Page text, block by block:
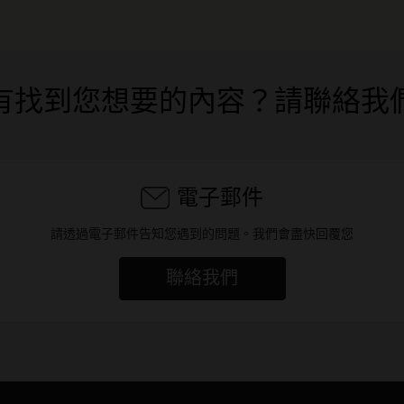
找到您想要的內容？請聯絡我
電子郵件
請透過電子郵件告知您遇到的問題。我們會盡快回覆您
聯絡我們